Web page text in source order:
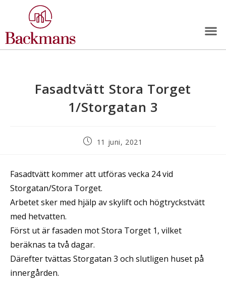
Fasadtvätt Stora Torget
1/Storgatan 3
11 juni, 2021
Fasadtvätt kommer att utföras vecka 24 vid
Storgatan/Stora Torget.
Arbetet sker med hjälp av skylift och högtryckstvätt
med hetvatten.
Först ut är fasaden mot Stora Torget 1, vilket
beräknas ta två dagar.
Därefter tvättas Storgatan 3 och slutligen huset på
innergården.